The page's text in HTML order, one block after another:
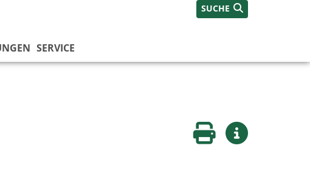
SUCHE
SERVICE
Seite druckenWeitere Infos